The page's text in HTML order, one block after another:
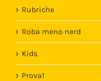
Rubriche
Roba meno nerd
Kids
Prova1